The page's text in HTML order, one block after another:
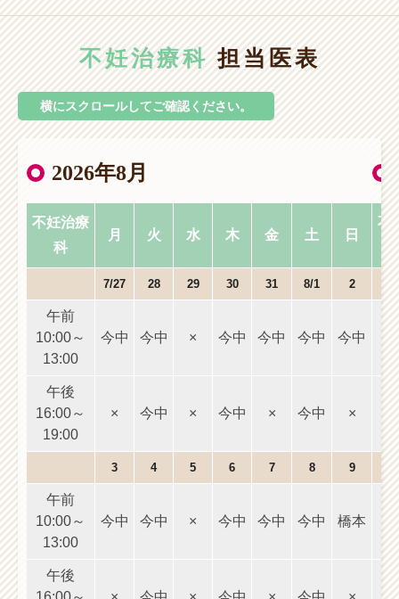
不妊治療科 担当医表
横にスクロールしてご確認ください。
2026年8月
不妊治療
科
月 火 水 木 金 土 日
7/27 28 29 30 31 8/1 2
午前
10:00～
13:00
今中 今中 × 今中 今中 今中 今中
午後
16:00～
19:00
× 今中 × 今中 × 今中 ×
3 4 5 6 7 8 9
午前
10:00～
13:00
今中 今中 × 今中 今中 今中 橋本
午後
不